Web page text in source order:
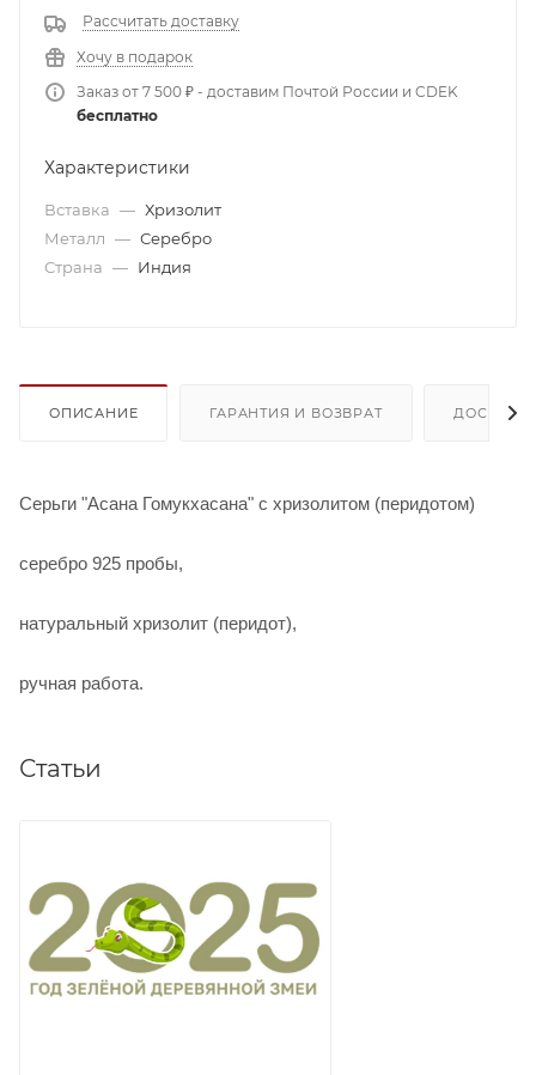
Рассчитать доставку
Хочу в подарок
Заказ от 7 500 ₽ - доставим Почтой России и CDEK
бесплатно
Характеристики
Вставка — Хризолит
Металл — Серебро
Страна — Индия
ОПИСАНИЕ ГАРАНТИЯ И ВОЗВРАТ
Серьги "Асана Гомукхасана" с хризолитом (перидотом)
серебро 925 пробы,
натуральный хризолит (перидот),
ручная работа.
Статьи